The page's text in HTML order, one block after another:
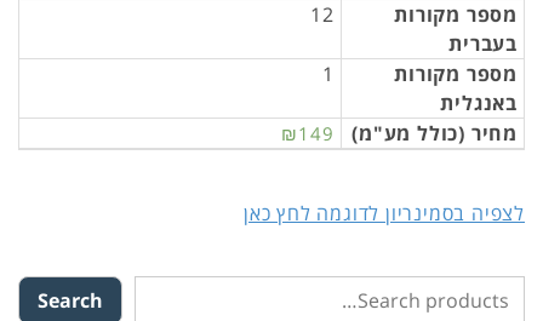
מספר מקורות
בעברית
12
מספר מקורות
באנגלית
1
מחיר (כולל מע"מ) ₪149
לצפיה בסמינריון לדוגמה לחץ כאן
Search